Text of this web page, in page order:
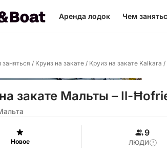
Аренда лодок Чем
заняться / Круиз на закате / Круиз на закате Kalkara /
закате Мальты – Il-
Новое
9
ЛЮДИ